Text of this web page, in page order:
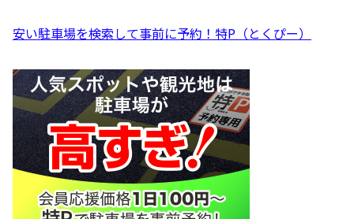
安い駐車場を検索して事前に予約！特P（とくぴー）